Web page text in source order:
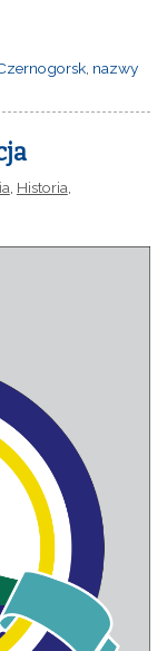
nazwy
Historia